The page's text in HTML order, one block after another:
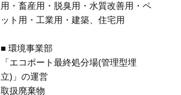
用・畜産用・脱臭用・水質改善用・ペ
ット用・工業用・建築、住宅用
■ 環境事業部
「エコポート最終処分場(管理型埋
立)」の運営
取扱廃棄物